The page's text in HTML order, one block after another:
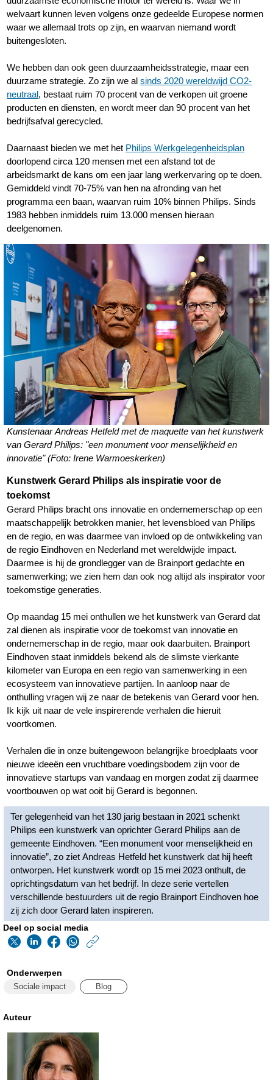
welvaart kunnen leven volgens onze gedeelde Europese normen
waar we allemaal trots op zijn, en waarvan niemand wordt
buitengesloten.
We hebben dan ook geen duurzaamheidsstrategie, maar een
duurzame strategie. Zo zijn we alsinds 2020 wereldwijd CO2-
neutraal, bestaat ruim 70 procent van de verkopen uit groene
producten en diensten, en wordt meer dan 90 procent van het
bedrijfsafval gerecycled.
Daarnaast bieden we met het Philips Werkgelegenheidsplan
doorlopend circa 120 mensen met een afstand tot de
arbeidsmarkt de kans om een jaar lang werkervaring op te doen.
Gemiddeld vindt 70-75% van hen na afronding van het
programma een baan, waarvan ruim 10% binnen Philips. Sinds
1983 hebben inmiddels ruim 13.000 mensen hieraan
deelgenomen.
Kunstenaar Andreas Hetfeld met de maquette van het kunstwerk
van Gerard Philips: "een monument voor menselijkheid en
innovatie" (Foto: Irene Warmoeskerken)
Kunstwerk Gerard Philips als inspiratie voor de
toekomst
Gerard Philips bracht ons innovatie en ondernemerschap op een
maatschappelijk betrokken manier, het levensbloed van Philips
en de regio, en was daarmee van invloed op de ontwikkeling van
de regio Eindhoven en Nederland met wereldwijde impact.
Daarmee is hij de grondlegger van de Brainport gedachte en
samenwerking; we zien hem dan ook nog altijd als inspirator voor
toekomstige generaties.
Op maandag 15 mei onthullen we het kunstwerk van Gerard dat
zal dienen als inspiratie voor de toekomst van innovatie en
ondernemerschap in de regio, maar ook daarbuiten. Brainport
Eindhoven staat inmiddels bekend als de slimste vierkante
kilometer van Europa en een regio van samenwerking in een
ecosysteem van innovatieve partijen. In aanloop naar de
onthulling vragen wij ze naar de betekenis van Gerard voor hen.
Ik kijk uit naar de vele inspirerende verhalen die hieruit
voortkomen.
Verhalen die in onze buitengewoon belangrijke broedplaats voor
nieuwe ideeën een vruchtbare voedingsbodem zijn voor de
innovatieve startups van vandaag en morgen zodat zij daarmee
voortbouwen op wat ooit bij Gerard is begonnen.
Ter gelegenheid van het 130 jarig bestaan in 2021 schenkt
Philips een kunstwerk van oprichter Gerard Philips aan de
gemeente Eindhoven. “Een monument voor menselijkheid en
innovatie”, zo ziet Andreas Hetfeld het kunstwerk dat hij heeft
ontworpen. Het kunstwerk wordt op 15 mei 2023 onthult, de
oprichtingsdatum van het bedrijf. In deze serie vertellen
verschillende bestuurders uit de regio Brainport Eindhoven hoe
zij zich door Gerard laten inspireren.
Deel op social media
gerard-
Onderwerpen
Sociale impact Blog
Auteur